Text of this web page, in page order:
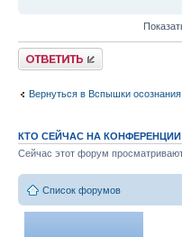
Ответить
Вернуться в Вспышки
КТО СЕЙЧАС НА КОНФЕРЕНЦИИ
Сейчас этот форум
Список форумов